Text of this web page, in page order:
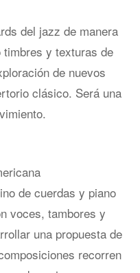
del jazz de manera
y texturas de
de nuevos
clásico. Será una
de cuerdas y piano
voces, tambores y
una propuesta de
recorren